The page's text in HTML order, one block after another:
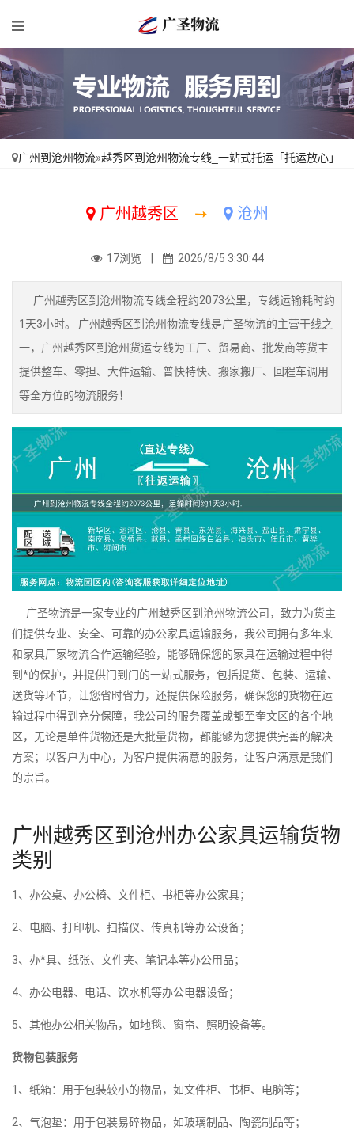
广州到沧州物流»越秀区到沧州物流专线_一站式托运「托运放心」
广州越秀区 ➙ 沧州
17浏览 | 2026/8/5 3:30:44
广州越秀区到沧州物流专线全程约2073公里，专线运输耗时约
1天3小时。 广州越秀区到沧州物流专线是广圣物流的主营干线之
一，广州越秀区到沧州货运专线为工厂、贸易商、批发商等货主
提供整车、零担、大件运输、普快特快、搬家搬厂、回程车调用
等全方位的物流服务！
广圣物流是一家专业的广州越秀区到沧州物流公司，致力为货主
们提供专业、安全、可靠的办公家具运输服务，我公司拥有多年来
和家具厂家物流合作运输经验，能够确保您的家具在运输过程中得
到*的保护，并提供门到门的一站式服务，包括提货、包装、运输、
送货等环节，让您省时省力，还提供保险服务，确保您的货物在运
输过程中得到充分保障，我公司的服务覆盖成都至奎文区的各个地
区，无论是单件货物还是大批量货物，都能够为您提供完善的解决
方案；以客户为中心，为客户提供满意的服务，让客户满意是我们
的宗旨。
广州越秀区到沧州办公家具运输货物
类别
1、办公桌、办公椅、文件柜、书柜等办公家具；
2、电脑、打印机、扫描仪、传真机等办公设备；
3、办*具、纸张、文件夹、笔记本等办公用品；
4、办公电器、电话、饮水机等办公电器设备；
5、其他办公相关物品，如地毯、窗帘、照明设备等。
货物包装服务
1、纸箱：用于包装较小的物品，如文件柜、书柜、电脑等；
2、气泡垫：用于包装易碎物品，如玻璃制品、陶瓷制品等；